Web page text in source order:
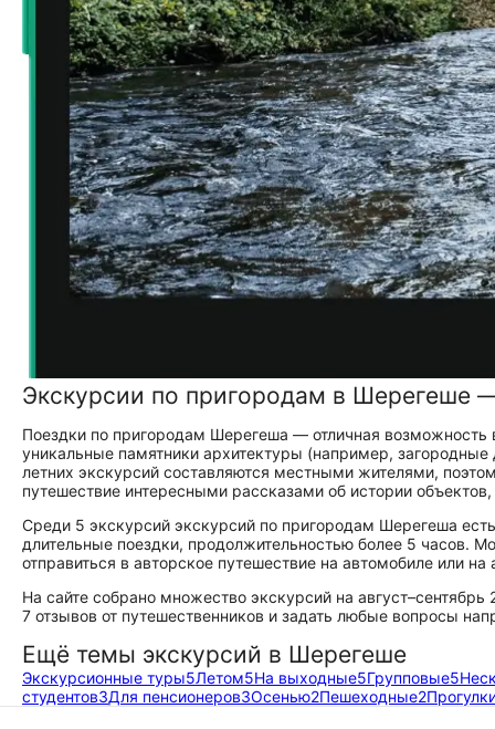
Экскурсии по пригородам в Шерегеше
Поездки по пригородам Шерегеша — отличная возможность
уникальные памятники архитектуры (например,
летних экскурсий составляются местными жителями,
путешествие интересными рассказами об истории
Среди 5 экскурсий экскурсий по пригородам Шерегеша
длительные поездки, продолжительностью более 5 часов.
отправиться в авторское путешествие на автомобиле или
На сайте собрано множество экскурсий на
7 отзывов от путешественников и задать любые вопросы
Ещё темы экскурсий в Шерегеше
Экскурсионные туры5Летом5На выходные5Групповые5
студентов3Для пенсионеров3Осенью2Пешеходные2